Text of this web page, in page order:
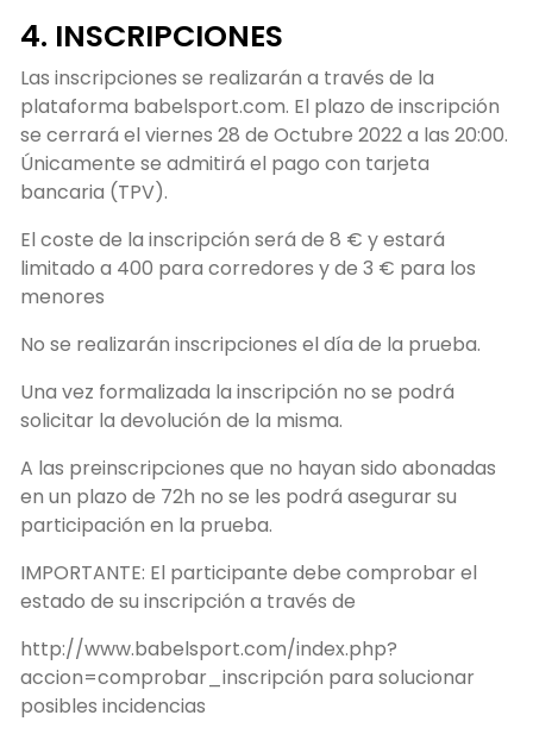
4. INSCRIPCIONES
Las inscripciones se realizarán a través de la
plataforma babelsport.com. El plazo de inscripción
se cerrará el viernes 28 de Octubre 2022 a las 20:00.
Únicamente se admitirá el pago con tarjeta
bancaria (TPV).
El coste de la inscripción será de 8 € y estará
limitado a 400 para corredores y de 3 € para los
menores
No se realizarán inscripciones el día de la prueba.
Una vez formalizada la inscripción no se podrá
solicitar la devolución de la misma.
A las preinscripciones que no hayan sido abonadas
en un plazo de 72h no se les podrá asegurar su
participación en la prueba.
IMPORTANTE: El participante debe comprobar el
estado de su inscripción a través de
http://www.babelsport.com/index.php?
accion=comprobar_inscripción para solucionar
posibles incidencias